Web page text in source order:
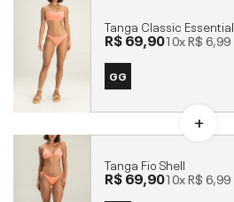
Tanga Classic Essential
R$ 69,9010xR$ 6,99
GG
Tanga Fio Shell
R$ 69,9010xR$ 6,99